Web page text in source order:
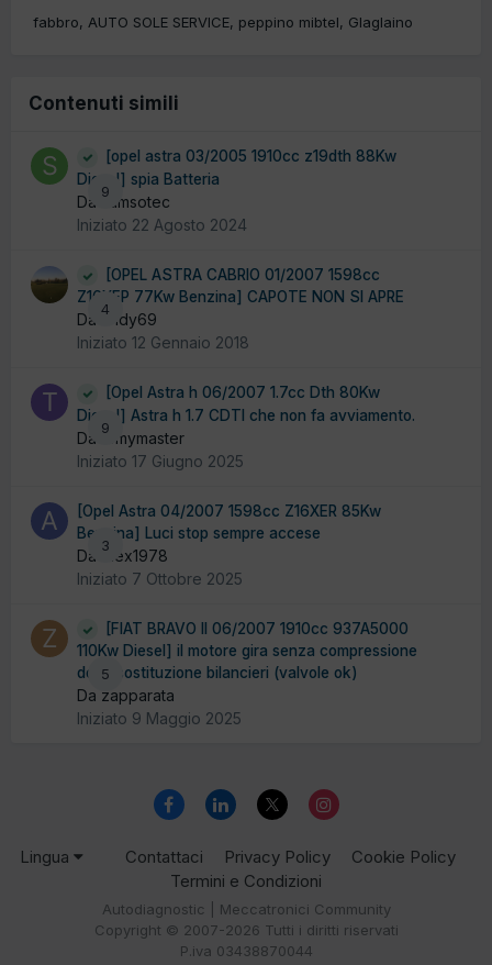
fabbro AUTO SOLE SERVICE peppino mibtel Glaglaino
Contenuti simili
9
[opel astra 03/2005 1910cc z19dth 88Kw
Diesel] spia Batteria
Da samsotec
Iniziato 22 Agosto 2024
4
[OPEL ASTRA CABRIO 01/2007 1598cc
Z16XEP 77Kw Benzina] CAPOTE NON SI APRE
Da andy69
Iniziato 12 Gennaio 2018
9
[Opel Astra h 06/2007 1.7cc Dth 80Kw
Diesel] Astra h 1.7 CDTI che non fa avviamento.
Da tomymaster
Iniziato 17 Giugno 2025
3
[Opel Astra 04/2007 1598cc Z16XER 85Kw
Benzina] Luci stop sempre accese
Da Alex1978
Iniziato 7 Ottobre 2025
5
[FIAT BRAVO II 06/2007 1910cc 937A5000
110Kw Diesel] il motore gira senza compressione
dopo sostituzione bilancieri (valvole ok)
Da zapparata
Iniziato 9 Maggio 2025
Lingua Contattaci Privacy Policy
Cookie Policy
Termini e Condizioni
Autodiagnostic | Meccatronici Community
Copyright © 2007-2026 Tutti i diritti riservati
P.iva 03438870044